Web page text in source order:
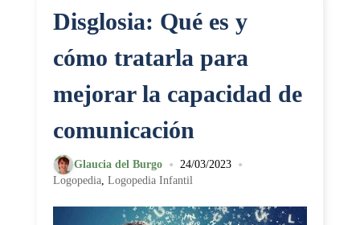
Disglosia: Qué es y
cómo tratarla para
mejorar la capacidad de
comunicación
Glaucia del Burgo • 24/03/2023 •
Logopedia, Logopedia Infantil